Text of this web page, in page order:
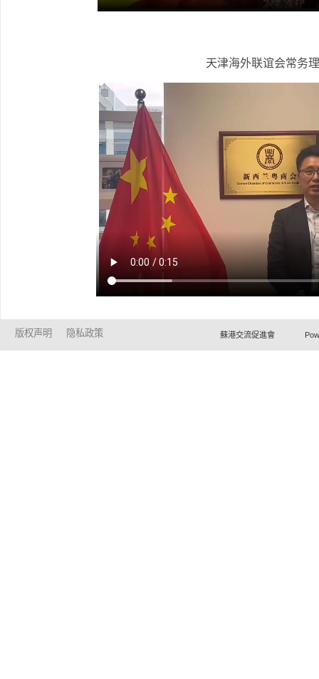
天津海外联谊会常务
版权声明 隐私政策 蘇港交流促進會